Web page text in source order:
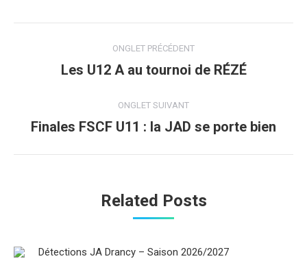
commentaire
ONGLET PRÉCÉDENT
Onglet
Les U12 A au tournoi de RÉZÉ
ONGLET SUIVANT
Onglet
Finales FSCF U11 : la JAD se porte bien
Related Posts
Détections JA Drancy – Saison 2026/2027